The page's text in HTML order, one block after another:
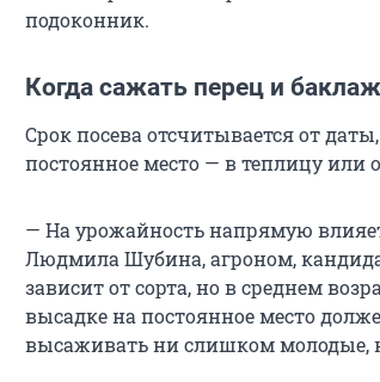
подоконник.
Когда сажать перец и
Срок посева отсчитывается от
постоянное место — в теплицу или
— На урожайность напрямую
Людмила Шубина, агроном,
зависит от сорта, но в среднем
высадке на постоянное место
высаживать ни слишком молодые,